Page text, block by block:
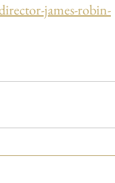
james-robin-